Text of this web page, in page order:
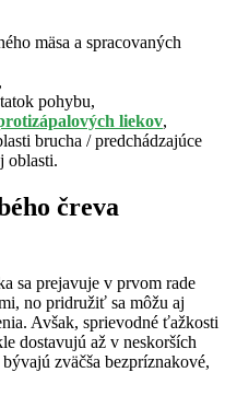
mäsa a spracovaných
pohybu,
liekov,
brucha / predchádzajúce
oblasti.
čreva
sa prejavuje v prvom rade
no pridružiť sa môžu aj
Avšak, sprievodné ťažkosti
dostavujú až v neskorších
zväčša bezpríznakové,